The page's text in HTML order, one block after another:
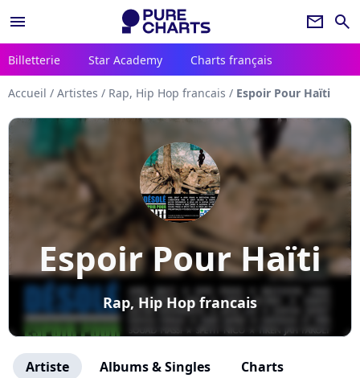
menu newsletter search
Billetterie Star Academy Charts français
Accueil / Artistes / Rap, Hip Hop francais / Espoir Pour Haïti
Espoir Pour Haïti
Rap, Hip Hop francais
Artiste Albums & Singles Charts